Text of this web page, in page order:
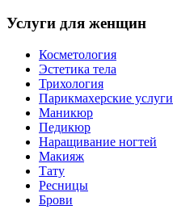
Услуги для женщин
Косметология
Эстетика тела
Трихология
Парикмахерские услуги
Маникюр
Педикюр
Наращивание ногтей
Макияж
Тату
Ресницы
Брови